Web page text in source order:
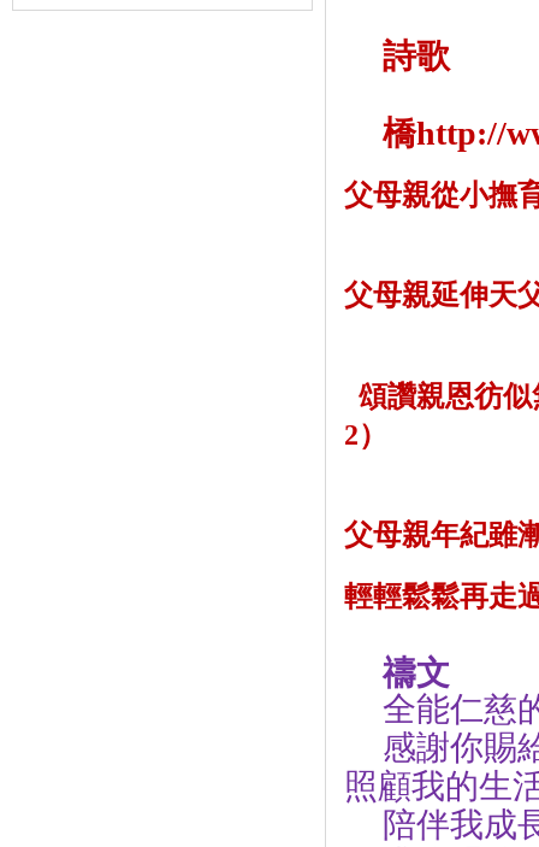
詩歌
橋http://
父母親從小撫
父母親延伸天
頌讚親恩彷
2）
父母親年紀雖
輕輕鬆鬆再走
禱文
全能仁慈
感謝你賜
照顧我的生
陪伴我成